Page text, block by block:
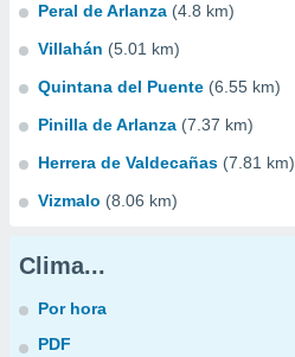
Peral de Arlanza (4.8 km)
Villahán (5.01 km)
Quintana del Puente (6.55 km)
Pinilla de Arlanza (7.37 km)
Herrera de Valdecañas (7.81 km)
Vizmalo (8.06 km)
Clima...
Por hora
PDF